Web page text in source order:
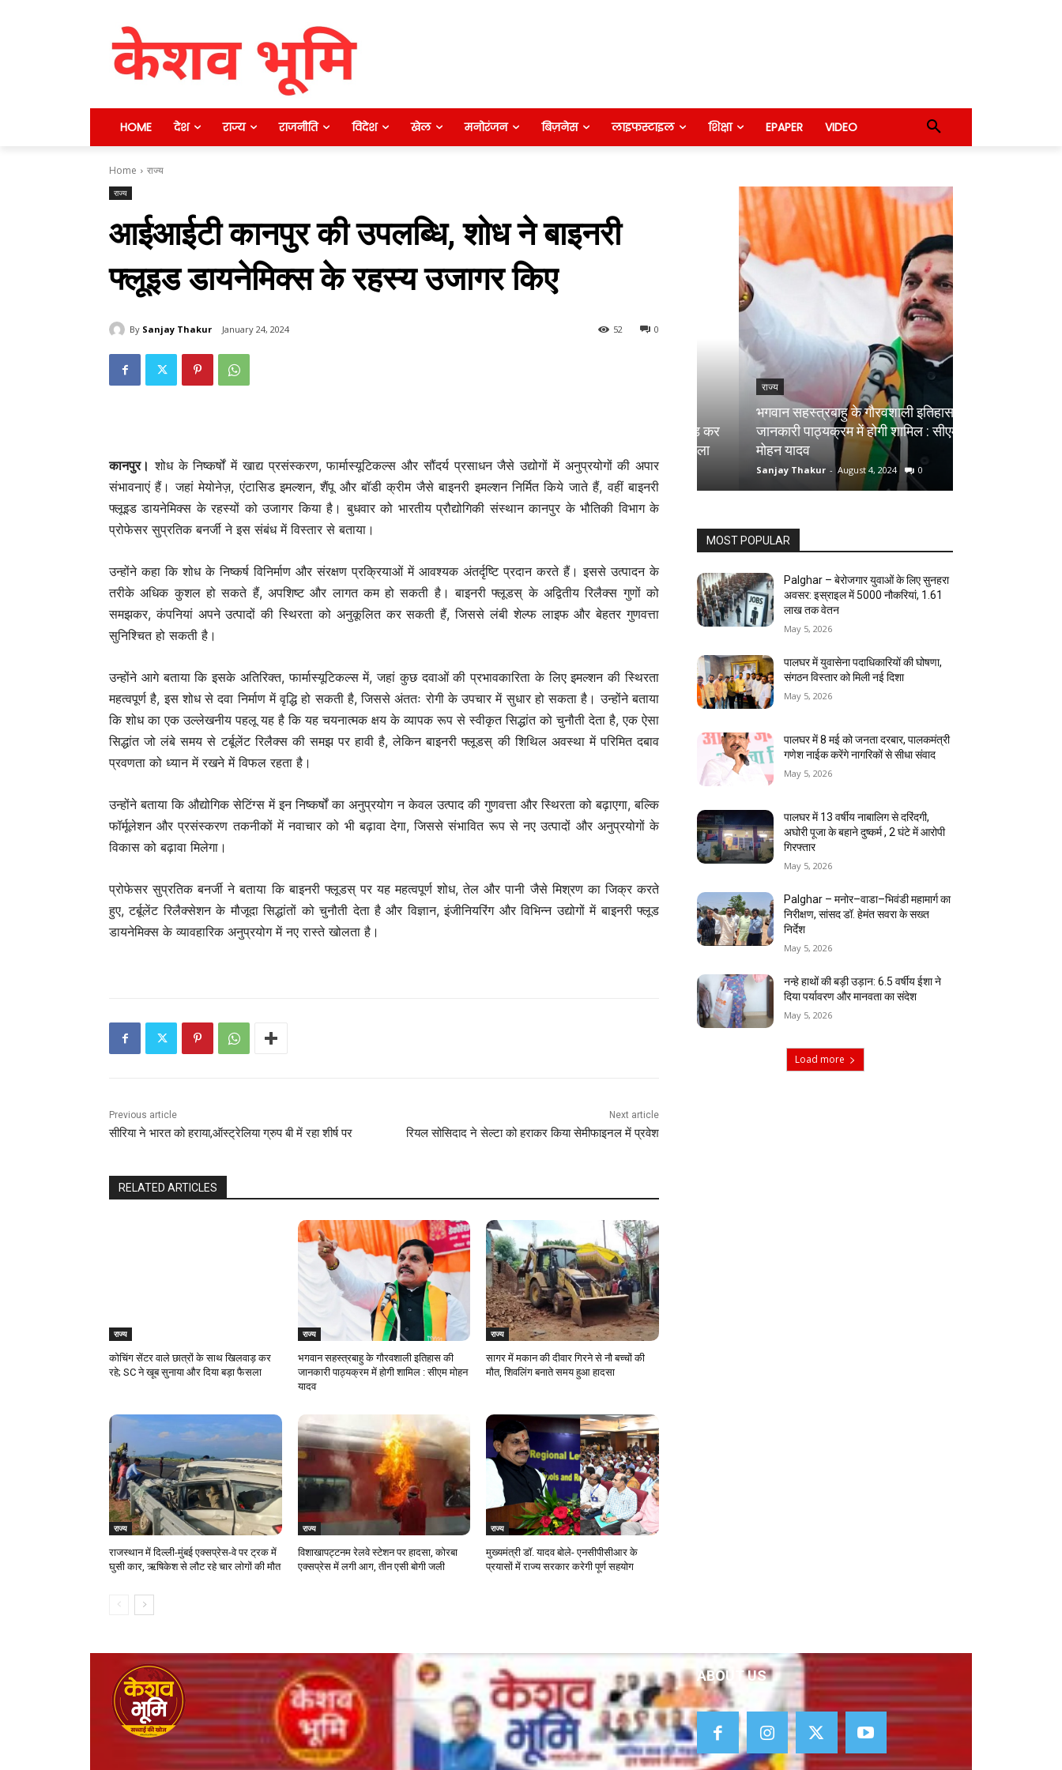
HOME देश राज्य राजनीति विदेश खेल मनोरंजन बिज़नेस लाइफस्टाइल शिक्षा EPAPER VIDEO
Home राज्य
राज्य
आईआईटी कानपुर की उपलब्‍धि, शोध ने बाइनरी
फ्लूइड डायनेमिक्स के रहस्य उजागर किए
By Sanjay Thakur January 24, 2024 0
52
कानपुर। शोध के निष्कर्षों में खाद्य प्रसंस्करण, फार्मास्यूटिकल्स और सौंदर्य प्रसाधन जैसे उद्योगों में अनुप्रयोगों की अपार
संभावनाएं हैं। जहां मेयोनेज़, एंटासिड इमल्शन, शैंपू और बॉडी क्रीम जैसे बाइनरी इमल्शन निर्मित किये जाते हैं, वहीं बाइनरी
फ्लूइड डायनेमिक्स के रहस्यों को उजागर किया है। बुधवार को भारतीय प्रौद्योगिकी संस्थान कानपुर के भौतिकी विभाग के
प्रोफेसर सुप्रतिक बनर्जी ने इस संबंध में विस्‍तार से बताया।
उन्होंने कहा कि शोध के निष्कर्ष विनिर्माण और संरक्षण प्रक्रियाओं में आवश्यक अंतर्दृष्टि प्रदान करते हैं। इससे उत्पादन के
तरीके अधिक कुशल हो सकते हैं, अपशिष्ट और लागत कम हो सकती है। बाइनरी फ्लूडस् के अद्वितीय रिलैक्स गुणों को
समझकर, कंपनियां अपने उत्पादों की स्थिरता को अनुकूलित कर सकती हैं, जिससे लंबी शेल्फ लाइफ और बेहतर गुणवत्ता
सुनिश्चित हो सकती है।
उन्होंने आगे बताया कि इसके अतिरिक्त, फार्मास्यूटिकल्स में, जहां कुछ दवाओं की प्रभावकारिता के लिए इमल्शन की स्थिरता
महत्वपूर्ण है, इस शोध से दवा निर्माण में वृद्धि हो सकती है, जिससे अंततः रोगी के उपचार में सुधार हो सकता है। उन्होंने बताया
कि शोध का एक उल्लेखनीय पहलू यह है कि यह चयनात्मक क्षय के व्यापक रूप से स्वीकृत सिद्धांत को चुनौती देता है, एक ऐसा
सिद्धांत जो लंबे समय से टर्बूलेंट रिलैक्स की समझ पर हावी है, लेकिन बाइनरी फ्लूडस् की शिथिल अवस्था में परिमित दबाव
प्रवणता को ध्यान में रखने में विफल रहता है।
उन्होंने बताया कि औद्योगिक सेटिंग्स में इन निष्कर्षों का अनुप्रयोग न केवल उत्पाद की गुणवत्ता और स्थिरता को बढ़ाएगा, बल्कि
फॉर्मूलेशन और प्रसंस्करण तकनीकों में नवाचार को भी बढ़ावा देगा, जिससे संभावित रूप से नए उत्पादों और अनुप्रयोगों के
विकास को बढ़ावा मिलेगा।
प्रोफेसर सुप्रतिक बनर्जी ने बताया कि बाइनरी फ्लूडस् पर यह महत्वपूर्ण शोध, तेल और पानी जैसे मिश्रण का जिक्र करते
हुए, टर्बूलेंट रिलैक्सेशन के मौजूदा सिद्धांतों को चुनौती देता है और विज्ञान, इंजीनियरिंग और विभिन्न उद्योगों में बाइनरी फ्लूड
डायनेमिक्स के व्यावहारिक अनुप्रयोग में नए रास्ते खोलता है।
Previous article
सीरिया ने भारत को हराया,ऑस्ट्रेलिया ग्रुप बी में रहा शीर्ष पर
Next article
रियल सोसिदाद ने सेल्टा को हराकर किया सेमीफाइनल में प्रवेश
RELATED ARTICLES
राज्य
कोचिंग सेंटर वाले छात्रों के साथ खिलवाड़ कर
रहे; SC ने खूब सुनाया और दिया बड़ा फैसला
राज्य
भगवान सहस्त्रबाहु के गौरवशाली इतिहास की
जानकारी पाठ्यक्रम में होगी शामिल : सीएम मोहन
यादव
राज्य
सागर में मकान की दीवार गिरने से नौ बच्चों की
मौत, शिवलिंग बनाते समय हुआ हादसा
राज्य
राजस्‍थान में दिल्ली-मुंबई एक्सप्रेस-वे पर ट्रक में
घुसी कार, ऋषिकेश से लौट रहे चार लोगों की मौत
राज्य
विशाखापट्टनम रेलवे स्टेशन पर हादसा, कोरबा
एक्सप्रेस में लगी आग, तीन एसी बोगी जली
राज्य
मुख्यमंत्री डॉ. यादव बोले- एनसीपीसीआर के
प्रयासों में राज्य सरकार करेगी पूर्ण सहयोग
Sanjay Thakur - August 5, 2024 0
भगवान सहस्त्रबाहु के गौरवशाली इतिहास की
जानकारी पाठ्यक्रम में होगी शामिल : सीएम
मोहन यादव
Sanjay Thakur - August 4, 2024 0
MOST POPULAR
Palghar – बेरोजगार युवाओं के लिए सुनहरा
अवसर: इस्राइल में 5000 नौकरियां, ₹1.61
लाख तक वेतन
May 5, 2026
पालघर में युवासेना पदाधिकारियों की घोषणा,
संगठन विस्तार को मिली नई दिशा
May 5, 2026
पालघर में 8 मई को जनता दरबार, पालकमंत्री
गणेश नाईक करेंगे नागरिकों से सीधा संवाद
May 5, 2026
पालघर में 13 वर्षीय नाबालिग से दरिंदगी,
अघोरी पूजा के बहाने दुष्कर्म , 2 घंटे में आरोपी
गिरफ्तार
May 5, 2026
Palghar – मनोर–वाडा–भिवंडी महामार्ग का
निरीक्षण, सांसद डॉ. हेमंत सवरा के सख्त
निर्देश
May 5, 2026
नन्हे हाथों की बड़ी उड़ान: 6.5 वर्षीय ईशा ने
दिया पर्यावरण और मानवता का संदेश
May 5, 2026
Load more
ABOUT US